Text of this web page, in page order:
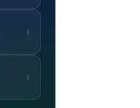
›
›